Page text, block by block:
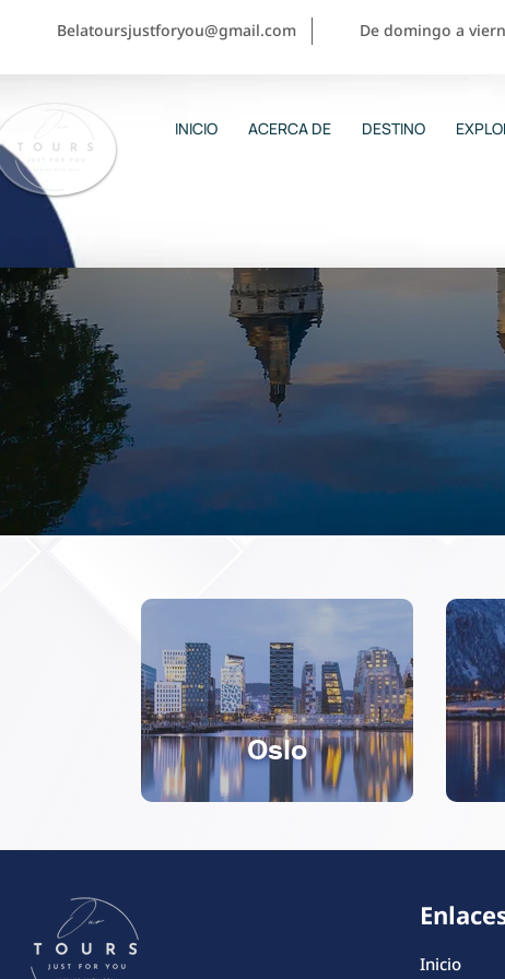
Belatoursjustforyou@gmail.com De domingo a
INICIO ACERCA DE DESTINO
Oslo
Inicio